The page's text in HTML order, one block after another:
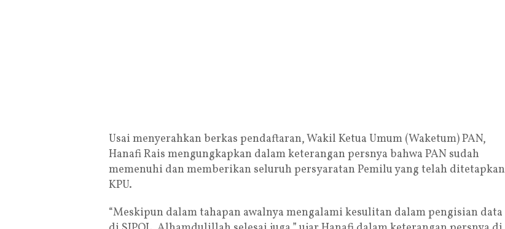
Usai menyerahkan berkas pendaftaran, Wakil Ketua Umum (Waketum) PAN,
Hanafi Rais mengungkapkan dalam keterangan persnya bahwa PAN sudah
memenuhi dan memberikan seluruh persyaratan Pemilu yang telah ditetapkan
KPU.
“Meskipun dalam tahapan awalnya mengalami kesulitan dalam pengisian data